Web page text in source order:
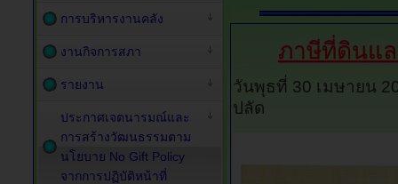
ภาษีที่ดินแล
วันพุธที่ 30 เมษายน
ปลัด
การบริหารงานคลัง
งานกิจการสภา
รายงาน
ประกาศเจตนารมณ์และ
การสร้างวัฒนธรรมตาม
นโยบาย No Gift Policy
จากการปฏิบัติหน้าที่